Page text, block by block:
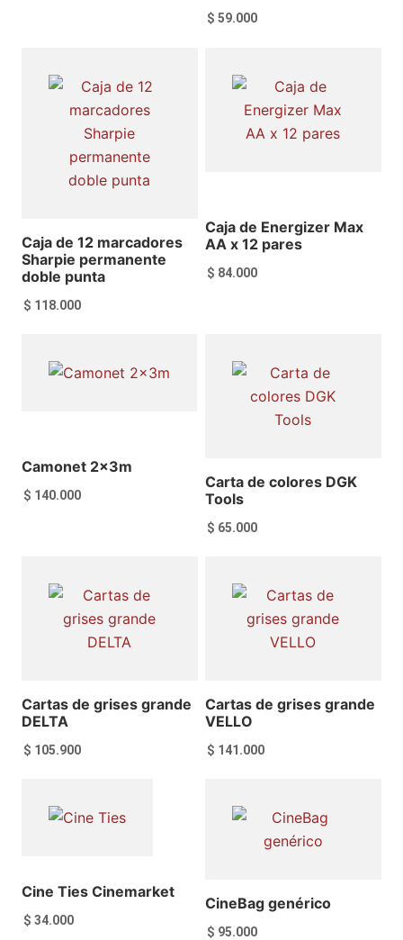
Añadir al carrito
$ 59.000
Añadir al carrito
Caja de 12 marcadores
Sharpie permanente
doble punta
$ 118.000
Caja de Energizer Max
AA x 12 pares
$ 84.000
Añadir al carrito
Camonet 2x3m
$ 140.000
Añadir al carrito
Carta de colores DGK
Tools
$ 65.000
Añadir al carrito
Cartas de grises grande
DELTA
$ 105.900
Cartas de grises grande
VELLO
$ 141.000
Añadir al carrito
Cine Ties Cinemarket
$ 34.000
CineBag genérico
$ 95.000